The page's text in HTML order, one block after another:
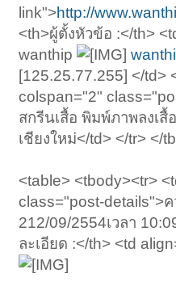
link">http://
<th>ผู้ตั้งหัวข้อ :</th>
wanthip
[125.25.77.255] </td>
colspan="2"
สกรีนเสื้อ พิมพ์ภาพลงเ
เชียงใหม่</td> </tr> </
<table> <tbody><tr>
class="post-details">
212/09/2554เวลา
ละเอียด :</th> <td